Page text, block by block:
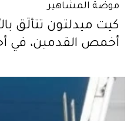
موضة المشاهير
كيت ميدلتون تتألّق
أخمص القدمين، في